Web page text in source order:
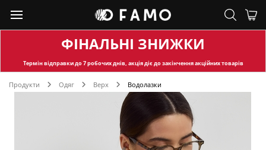
ФІНАЛЬНІ ЗНИЖКИ
Термін відправкидо 7 робочих днів, акція діє до закінчення акційних товарів
Продукти Одяг Верх Водолазки